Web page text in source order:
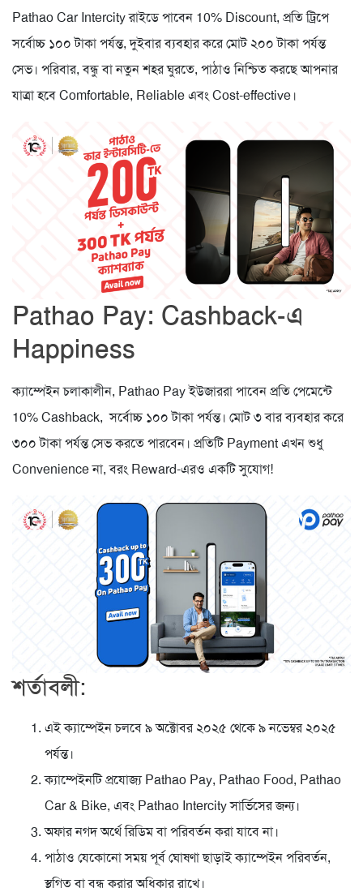
Pathao Car Intercity রাইডে পাবেন 10% Discount, প্রতি ট্রিপে
সর্বোচ্চ ১০০ টাকা পর্যন্ত, দুইবার ব্যবহার করে মোট ২০০ টাকা পর্যন্ত
সেভ। পরিবার, বন্ধু বা নতুন শহর ঘুরতে, পাঠাও নিশ্চিত করছে আপনার
যাত্রা হবে Comfortable, Reliable এবং Cost-effective।
Pathao Pay: Cashback-এ
Happiness
ক্যাম্পেইন চলাকালীন, Pathao Pay ইউজাররা পাবেন প্রতি পেমেন্টে
10% Cashback, সর্বোচ্চ ১০০ টাকা পর্যন্ত। মোট ৩ বার ব্যবহার করে
৩০০ টাকা পর্যন্ত সেভ করতে পারবেন। প্রতিটি Payment এখন শুধু
Convenience না, বরং Reward-এরও একটি সুযোগ!
শর্তাবলী:
এই ক্যাম্পেইন চলবে ৯ অক্টোবর ২০২৫ থেকে ৯ নভেম্বর ২০২৫
পর্যন্ত।
ক্যাম্পেইনটি প্রযোজ্য Pathao Pay, Pathao Food, Pathao
Car & Bike, এবং Pathao Intercity সার্ভিসের জন্য।
অফার নগদ অর্থে রিডিম বা পরিবর্তন করা যাবে না।
পাঠাও যেকোনো সময় পূর্ব ঘোষণা ছাড়াই ক্যাম্পেইন পরিবর্তন,
স্থগিত বা বন্ধ করার অধিকার রাখে।